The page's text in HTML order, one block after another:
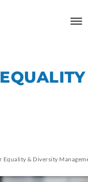
Equality & Diversity